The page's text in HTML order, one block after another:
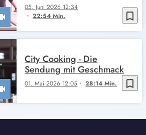
bookmark_border
05. Juni 2026 12:34
22:54 Min.
bookmark_border
01. Mai 2026 12:05 28:14 Min.
City Cooking - Die
Sendung mit Geschmack